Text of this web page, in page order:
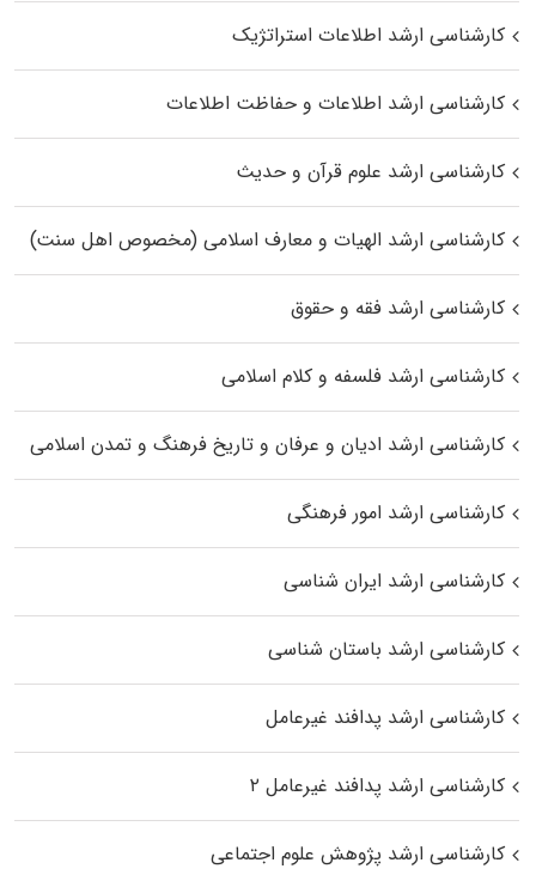
کارشناسی ارشد اطلاعات استراتژیک
کارشناسی ارشد اطلاعات و حفاظت اطلاعات
کارشناسی ارشد علوم قرآن و حدیث
کارشناسی ارشد الهیات و معارف اسلامی (مخصوص اهل سنت)
کارشناسی ارشد فقه و حقوق
کارشناسی ارشد فلسفه و کلام اسلامی
کارشناسی ارشد ادیان و عرفان و تاریخ فرهنگ و تمدن اسلامی
کارشناسی ارشد امور فرهنگی
کارشناسی ارشد ایران شناسی
کارشناسی ارشد باستان شناسی
کارشناسی ارشد پدافند غیرعامل
کارشناسی ارشد پدافند غیرعامل ۲
کارشناسی ارشد پژوهش علوم اجتماعی